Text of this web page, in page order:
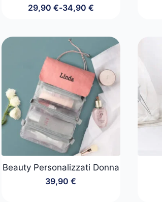
29,90 €-34,90 €
Fascia
da
29,90 €
a
34,90 €
Beauty Personalizzati Donna
39,90€